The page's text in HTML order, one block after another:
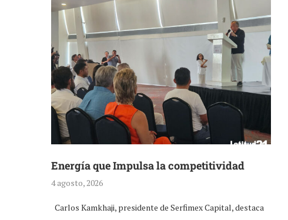
Energía que Impulsa la competitividad
4 agosto, 2026
Carlos Kamkhaji, presidente de Serfimex Capital, destaca